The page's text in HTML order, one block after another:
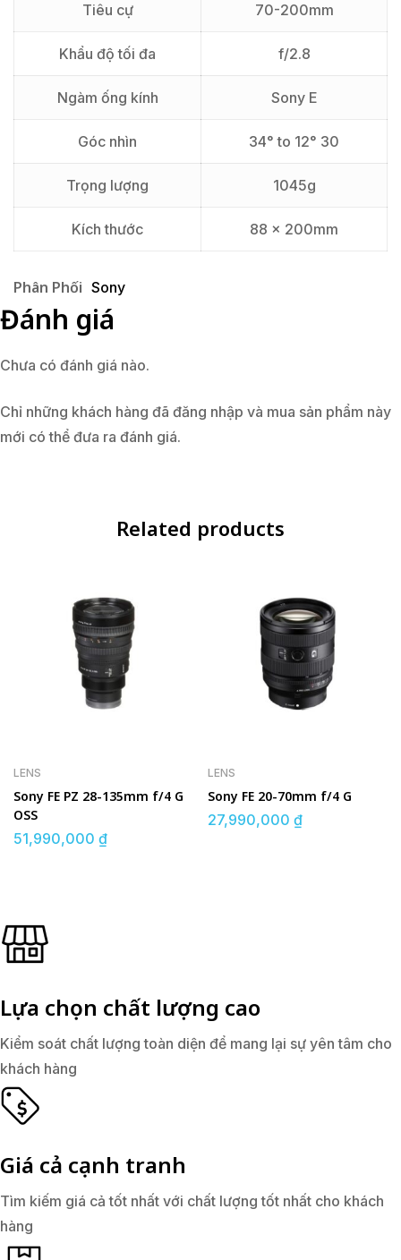
Tiêu cự 70-200mm
Khẩu độ tối đa f/2.8
Ngàm ống kính Sony E
Góc nhìn 34° to 12° 30
Trọng lượng 1045g
Kích thước 88 x 200mm
Phân Phối Sony
Đánh giá
Chưa có đánh giá nào.
Chỉ những khách hàng đã đăng nhập và mua sản phẩm này
mới có thể đưa ra đánh giá.
Related products
LENS
Sony FE PZ 28-135mm f/4 G
OSS
51,990,000 ₫
LENS
Sony FE 20-70mm f/4 G
27,990,000 ₫
Lựa chọn chất lượng cao
Kiểm soát chất lượng toàn diện để mang lại sự yên tâm cho
khách hàng
Giá cả cạnh tranh
Tìm kiếm giá cả tốt nhất với chất lượng tốt nhất cho khách
hàng